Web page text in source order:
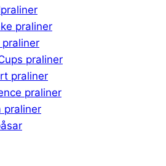
praliner
praliner
praliner
praliner
praliner
praliner